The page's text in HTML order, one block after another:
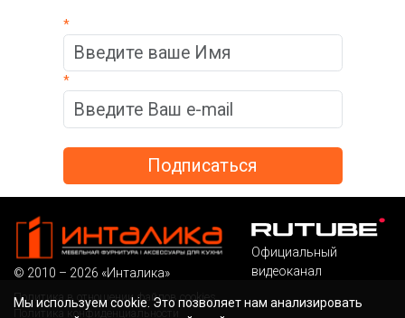
*
*
Мы используем cookie. Это позволяет нам анализировать
© 2010 – 2026 «Инталика»
Политика в отношении файлов cookies
Политика конфиденциальности
Официальный
видеоканал